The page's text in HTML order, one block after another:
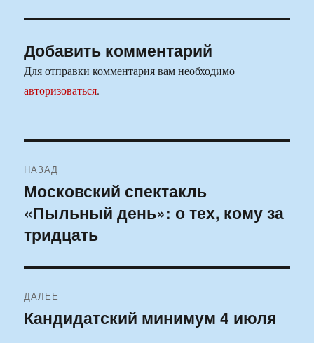
Добавить комментарий
Для отправки комментария вам необходимо
авторизоваться.
по
записям
НАЗАД
Предыдущая
запись:
Московский спектакль
«Пыльный день»: о тех, кому за
тридцать
ДАЛЕЕ
Следующая
Кандидатский минимум 4 июля